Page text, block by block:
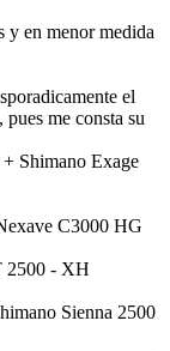
y en menor medida
el
me consta su
Shimano Exage
C3000 HG
2500 - XH
Sienna 2500